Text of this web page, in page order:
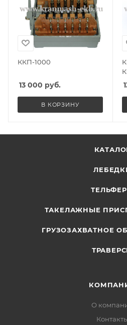
ККП-1000
13 000 руб.
В КОРЗИНУ
ТАКЕЛАЖНЫЕ
ГРУЗОЗАХВАТНОЕ
О